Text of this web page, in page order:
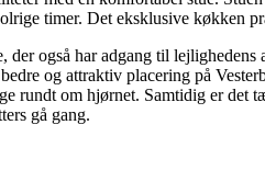
timer. Det eksklusive køkken
der også har adgang til
og attraktiv placering på
rundt om hjørnet. Samtidig er det
gå gang.